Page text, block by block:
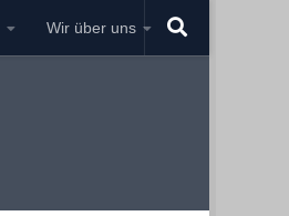
Wir über uns